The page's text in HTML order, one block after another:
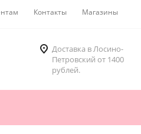
Контакты Магазины
Доставка в Лосино-
Петровский от 1400
рублей.